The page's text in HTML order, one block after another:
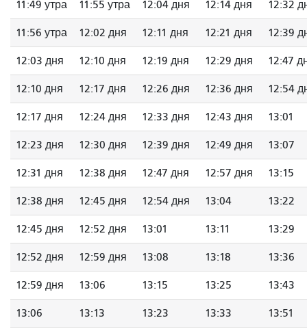
11:49 утра 11:55 утра 12:04 дня 12:14 дня 12:32
11:56 утра 12:02 дня 12:11 дня 12:21 дня 12:39
12:03 дня 12:10 дня 12:19 дня 12:29 дня 12:47
12:10 дня 12:17 дня 12:26 дня 12:36 дня 12:54
12:17 дня 12:24 дня 12:33 дня 12:43 дня 13:01
12:23 дня 12:30 дня 12:39 дня 12:49 дня 13:07
12:31 дня 12:38 дня 12:47 дня 12:57 дня 13:15
12:38 дня 12:45 дня 12:54 дня 13:04 13:22
12:45 дня 12:52 дня 13:01 13:11 13:29
12:52 дня 12:59 дня 13:08 13:18 13:36
12:59 дня 13:06 13:15 13:25 13:43
13:06 13:13 13:23 13:33 13:51